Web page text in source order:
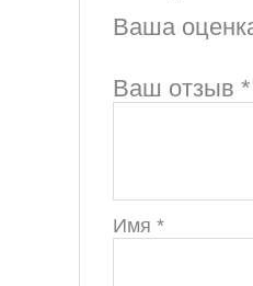
Ваша
Ваш отзыв*
Имя*